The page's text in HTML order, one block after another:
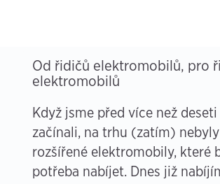
Od řidičů elektromobilů, pro
elektromobilů
Když jsme před více než
začínali, na trhu (zatím)
rozšířené elektromobily, které
potřeba nabíjet. Dnes již